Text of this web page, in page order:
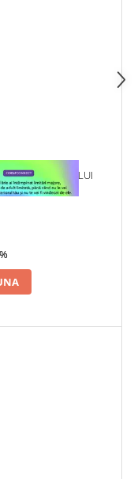
COPILULUI
INTERIOR